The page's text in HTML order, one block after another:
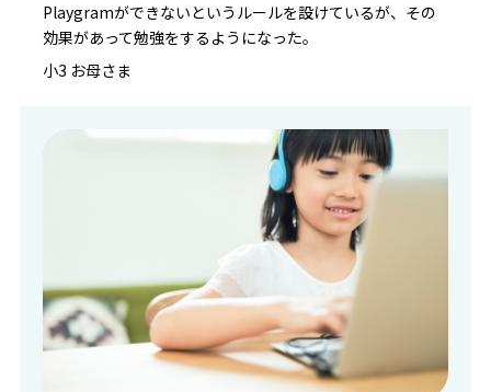
Playgramができないというルールを設けているが、その
効果があって勉強をするようになった。
小3 お母さま